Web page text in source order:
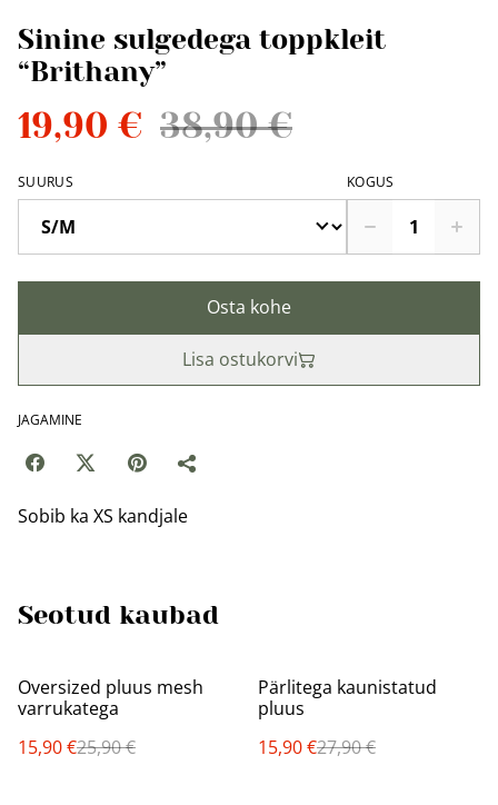
Sinine sulgedega toppkleit
“Brithany”
19,90 € 38,90 €
SUURUS KOGUS
Osta kohe
Lisa ostukorvi
JAGAMINE
Sobib ka XS kandjale
Seotud kaubad
%
Oversized pluus mesh
varrukatega
15,90 €25,90 €
%
Pärlitega kaunistatud
pluus
15,90 €27,90 €